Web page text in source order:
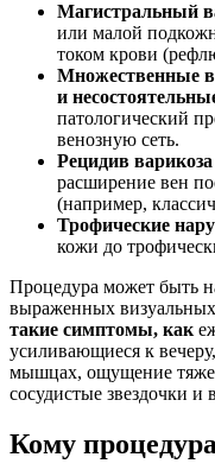
Магистральный
или малой
током крови
Множественные
и
патологический
венозную сеть.
Рецидив варикоза
расширение вен
(например,
Трофические
кожи до
Процедура может быть
выраженных
такие симптомы, как
усиливающиеся к
мышцах, ощущение
сосудистые звездочки
Кому